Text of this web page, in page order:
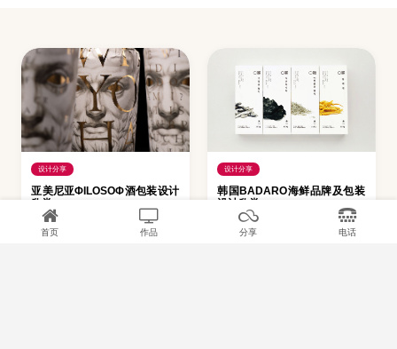
首页 作品 分享 电话
设计分享
亚美尼亚ΦILOSOΦ酒包装设计
欣赏
设计分享
韩国BADARO海鲜品牌及包装
设计欣赏